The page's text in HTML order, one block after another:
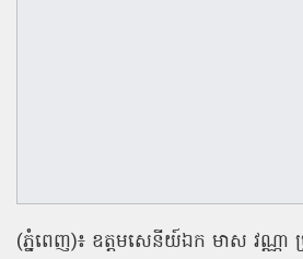
(ភ្នំពេញ)៖ ឧត្តមសេនីយ៍ឯក មាស វណ្ណា ប្